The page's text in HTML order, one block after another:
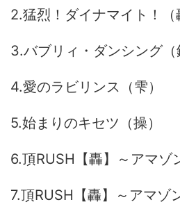
2.猛烈！ダイナマイト！（
3.バブリィ・ダンシング（
4.愛のラビリンス（雫）
5.始まりのキセツ（操）
6.頂RUSH【轟】～アマゾ
7.頂RUSH【轟】～アマゾ